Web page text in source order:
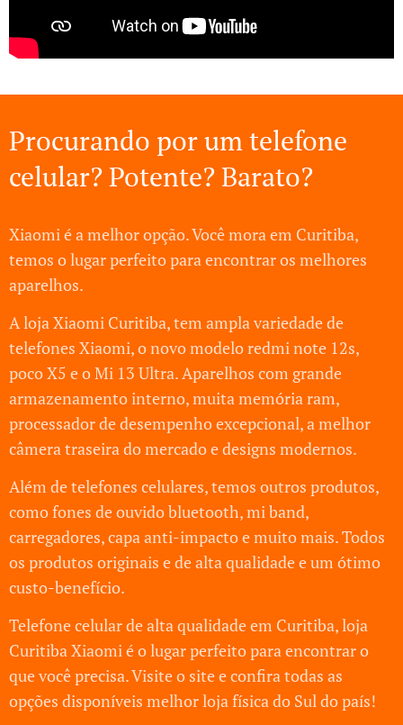
Procurando por um telefone
celular? Potente? Barato?
Xiaomi é a melhor opção. Você mora em Curitiba,
temos o lugar perfeito para encontrar os melhores
aparelhos.
A loja Xiaomi Curitiba, tem ampla variedade de
telefones Xiaomi, o novo modelo redmi note 12s,
poco X5 e o Mi 13 Ultra. Aparelhos com grande
armazenamento interno, muita memória ram,
processador de desempenho excepcional, a melhor
câmera traseira do mercado e designs modernos.
Além de telefones celulares, temos outros produtos,
como fones de ouvido bluetooth, mi band,
carregadores, capa anti-impacto e muito mais. Todos
os produtos originais e de alta qualidade e um ótimo
custo-benefício.
Telefone celular de alta qualidade em Curitiba, loja
Curitiba Xiaomi é o lugar perfeito para encontrar o
que você precisa. Visite o site e confira todas as
opções disponíveis melhor loja física do Sul do país!